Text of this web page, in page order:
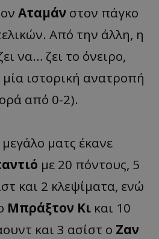
Αταμάν στον πάγκο
Από την άλλη, η
να… ζει το όνειρο,
ιστορική ανατροπή
από 0-2).
μεγάλο ματς έκανε
με 20 πόντους, 5
και 2 κλεψίματα, ενώ
Μπράξτον Κι και 10
και 3 ασίστ ο Ζαν